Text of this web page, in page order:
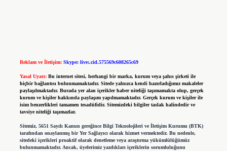
Reklam ve İletişim: Skype: live:.cid.575569c608265c69
Yasal Uyarı: Bu internet sitesi, herhangi bir marka, kurum veya şahıs şirketi ile
hiçbir bağlantısı bulunmamaktadır. Sitede yalnızca kendi hazırladığımız makaleler
paylaşılmaktadır. Burada yer alan içerikler haber niteliği taşımamakta olup, gerçek
kurum ve kişiler hakkında paylaşım yapılmamaktadır. Gerçek kurum ve kişiler ile
isim benzerlikleri tamamen tesadüfidir. Sitemizdeki bilgiler taslak halindedir ve
tavsiye niteliği taşımazlar.
Sitemiz, 5651 Sayılı Kanun gereğince Bilgi Teknolojileri ve İletişim Kurumu (BTK)
tarafından onaylanmış bir Yer Sağlayıcı olarak hizmet vermektedir. Bu nedenle,
sitedeki içerikleri proaktif olarak denetleme veya araştırma yükümlülüğümüz
bulunmamaktadır. Ancak, üyelerimiz yazdıkları içeriklerin sorumluluğunu